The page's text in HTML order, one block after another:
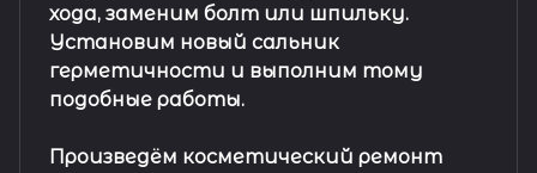
хода, заменим болт или шпильку.
Установим новый сальник
герметичности и выполним тому
подобные работы.
Произведём косметический ремонт